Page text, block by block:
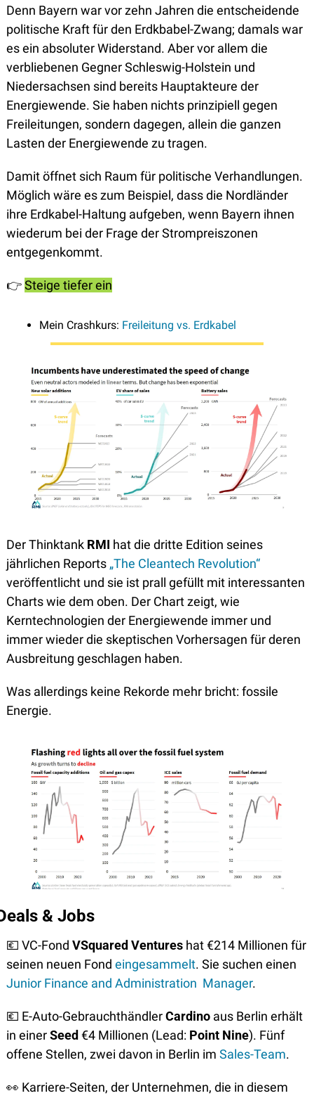
Denn Bayern war vor zehn Jahren die entscheidende
politische Kraft für den Erdkbabel-Zwang; damals war
es ein absoluter Widerstand. Aber vor allem die
verbliebenen Gegner Schleswig-Holstein und
Niedersachsen sind bereits Hauptakteure der
Energiewende. Sie haben nichts prinzipiell gegen
Freileitungen, sondern dagegen, allein die ganzen
Lasten der Energiewende zu tragen.
Damit öffnet sich Raum für politische Verhandlungen.
Möglich wäre es zum Beispiel, dass die Nordländer
ihre Erdkabel-Haltung aufgeben, wenn Bayern ihnen
wiederum bei der Frage der Strompreiszonen
entgegenkommt.
👉️ Steige tiefer ein
Mein Crashkurs: Freileitung vs. Erdkabel
Der Thinktank RMI hat die dritte Edition seines
jährlichen Reports „The Cleantech Revolution“
veröffentlicht und sie ist prall gefüllt mit interessanten
Charts wie dem oben. Der Chart zeigt, wie
Kerntechnologien der Energiewende immer und
immer wieder die skeptischen Vorhersagen für deren
Ausbreitung geschlagen haben.
Was allerdings keine Rekorde mehr bricht: fossile
Energie.
& Jobs
💶 VC-Fond VSquared Ventures hat €214 Millionen für
seinen neuen Fond eingesammelt
Junior Finance and Administration  Manager.
💶 E-Auto-Gebrauchthändler Cardino aus Berlin erhält
in einer Seed €4 Millionen (Lead: Point Nine). Fünf
offene Stellen, zwei davon in Berlin im Sales-Team.
👀 Karriere-Seiten, der Unternehmen, die in diesem